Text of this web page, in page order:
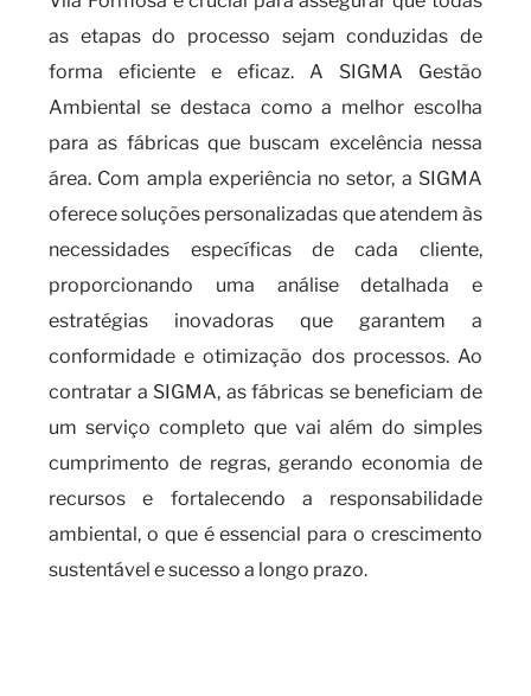
as etapas do processo sejam conduzidas de
forma eficiente e eficaz. A SIGMA Gestão
Ambiental se destaca como a melhor escolha
para as fábricas que buscam excelência nessa
área. Com ampla experiência no setor, a SIGMA
oferece soluções personalizadas que atendem às
necessidades específicas de cada cliente,
proporcionando uma análise detalhada e
estratégias inovadoras que garantem a
conformidade e otimização dos processos. Ao
contratar a SIGMA, as fábricas se beneficiam de
um serviço completo que vai além do simples
cumprimento de regras, gerando economia de
recursos e fortalecendo a responsabilidade
ambiental, o que é essencial para o crescimento
sustentável e sucesso a longo prazo.